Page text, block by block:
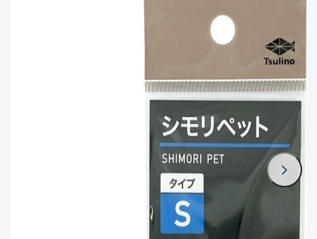
この条件で検索する
使用感や傷のある一般的な中
C-
かなり使用感があり、全体的
に目立つ傷が多い品
D
著しく状態が悪いが使用はで
きるもの、改造品も含む